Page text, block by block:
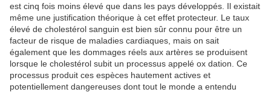
est cinq fois moins élevé que dans les pays développés. Il existait
même une justification théorique à cet effet protecteur. Le taux
élevé de cholestérol sanguin est bien sûr connu pour être un
facteur de risque de maladies cardiaques, mais on sait
également que les dommages réels aux artères se produisent
lorsque le cholestérol subit un processus appelé ox dation. Ce
processus produit ces espèces hautement actives et
potentiellement dangereuses dont tout le monde a entendu